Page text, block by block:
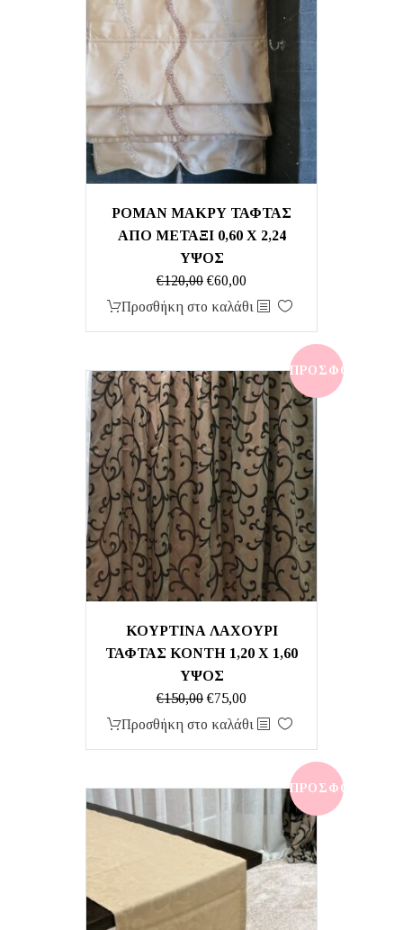
ΡΟΜΑΝ ΜΑΚΡΥ ΤΑΦΤΑΣ
ΑΠΟ ΜΕΤΑΞΙ 0,60 X 2,24
ΥΨΟΣ
€120,00 Original
price
€60,00Η
τρέχουσα
€60,00.
Προσθήκη στο καλάθι
ΠΡΟΣΦΟΡΆ!
ΚΟΥΡΤΙΝΑ ΛΑΧΟΥΡΙ
ΤΑΦΤΑΣ ΚΟΝΤΗ 1,20 Χ 1,60
ΥΨΟΣ
€150,00 Original
price
€75,00Η
τρέχουσα
€75,00.
Προσθήκη στο καλάθι
ΠΡΟΣΦΟΡΆ!